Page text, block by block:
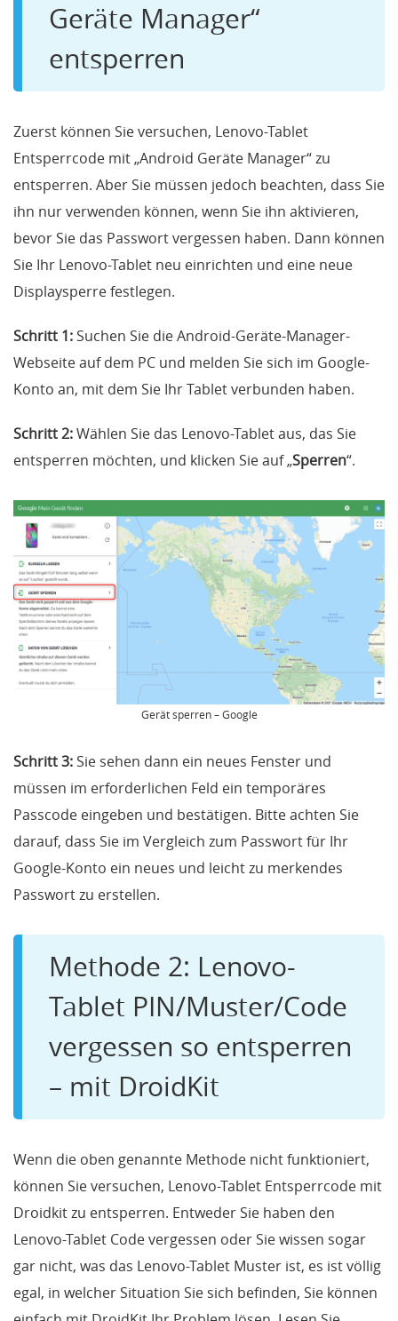
Geräte Manager“
entsperren
Zuerst können Sie versuchen, Lenovo-Tablet
Entsperrcode mit „Android Geräte Manager“ zu
entsperren. Aber Sie müssen jedoch beachten, dass Sie
ihn nur verwenden können, wenn Sie ihn aktivieren,
bevor Sie das Passwort vergessen haben. Dann können
Sie Ihr Lenovo-Tablet neu einrichten und eine neue
Displaysperre festlegen.
Schritt 1: Suchen Sie die Android-Geräte-Manager-
Webseite auf dem PC und melden Sie sich im Google-
Konto an, mit dem Sie Ihr Tablet verbunden haben.
Schritt 2:Wählen Sie das Lenovo-Tablet aus, das Sie
entsperren möchten, und klicken Sie auf „Sperren“.
Gerät sperren – Google
Schritt 3: Sie sehen dann ein neues Fenster und
müssen im erforderlichen Feld ein temporäres
Passcode eingeben und bestätigen. Bitte achten Sie
darauf, dass Sie im Vergleich zum Passwort für Ihr
Google-Konto ein neues und leicht zu merkendes
Passwort zu erstellen.
Methode 2: Lenovo-
Tablet PIN/Muster/Code
vergessen so entsperren
– mit DroidKit
Wenn die oben genannte Methode nicht funktioniert,
können Sie versuchen, Lenovo-Tablet Entsperrcode mit
Droidkit zu entsperren. Entweder Sie haben den
Lenovo-Tablet Code vergessen oder Sie wissen sogar
gar nicht, was das Lenovo-Tablet Muster ist, es ist völlig
egal, in welcher Situation Sie sich befinden, Sie können